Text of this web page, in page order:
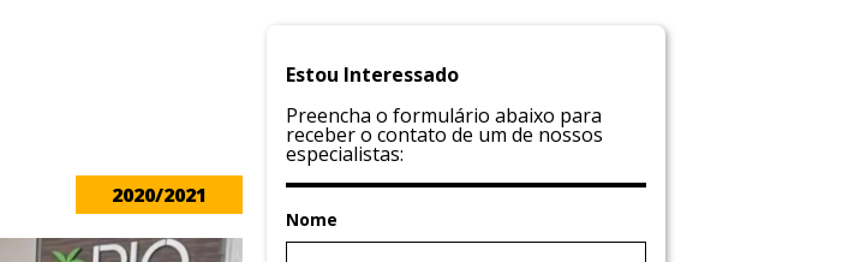
2020/2021
Estou Interessado
Preencha o formulário abaixo para
receber o contato de um de nossos
especialistas:
Nome